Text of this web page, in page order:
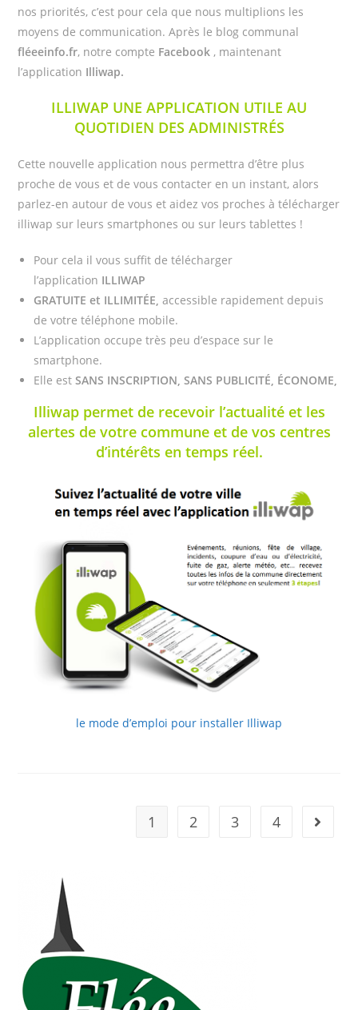
nos priorités, c’est pour cela que nous multiplions les
moyens de communication. Après le blog communal
fléeeinfo.fr, notre compte Facebook , maintenant
l’application Illiwap.
ILLIWAP UNE APPLICATION UTILE AU
QUOTIDIEN DES ADMINISTRÉS
Cette nouvelle application nous permettra d’être plus
proche de vous et de vous contacter en un instant, alors
parlez-en autour de vous et aidez vos proches à télécharger
illiwap sur leurs smartphones ou sur leurs tablettes !
Pour cela il vous suffit de télécharger
l’application ILLIWAP
GRATUITE et ILLIMITÉE,accessible rapidement depuis
de votre téléphone mobile.
L’application occupe très peu d’espace sur le
smartphone.
Elle estSANS INSCRIPTION,SANS PUBLICITÉ, ÉCONOME,
Illiwap permet de recevoir l’actualité et les
alertes de votre commune et de vos centres
d’intérêts en temps réel.
le mode d’emploi pour installer Illiwap
1 2 3 4